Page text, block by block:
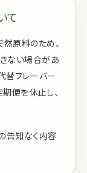
て
原料のため、
ない場合があ
替フレーバー
便を休止し、
告知なく内容